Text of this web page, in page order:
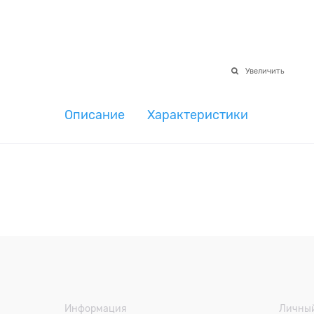
Увеличить
Описание Характеристики
Информация